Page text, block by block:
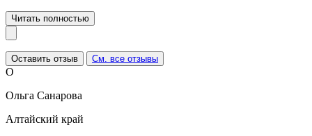
Читать полностью
Оставить отзыв См. все отзывы
О
Ольга Санарова
Алтайский край